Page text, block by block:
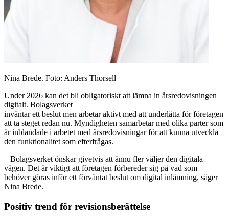
Nina Brede. Foto: Anders Thorsell
Under 2026 kan det bli obligatoriskt att lämna in årsredovisningen
digitalt. Bolagsverket
inväntar ett beslut men arbetar aktivt med att underlätta för företagen
att ta steget redan nu. Myndigheten samarbetar med olika parter som
är inblandade i arbetet med årsredovisningar för att kunna utveckla
den funktionalitet som efterfrågas.
– Bolagsverket önskar givetvis att ännu fler väljer den digitala
vägen. Det är viktigt att företagen förbereder sig på vad som
behöver göras inför ett förväntat beslut om digital inlämning, säger
Nina Brede.
Positiv trend för revisionsberättelse